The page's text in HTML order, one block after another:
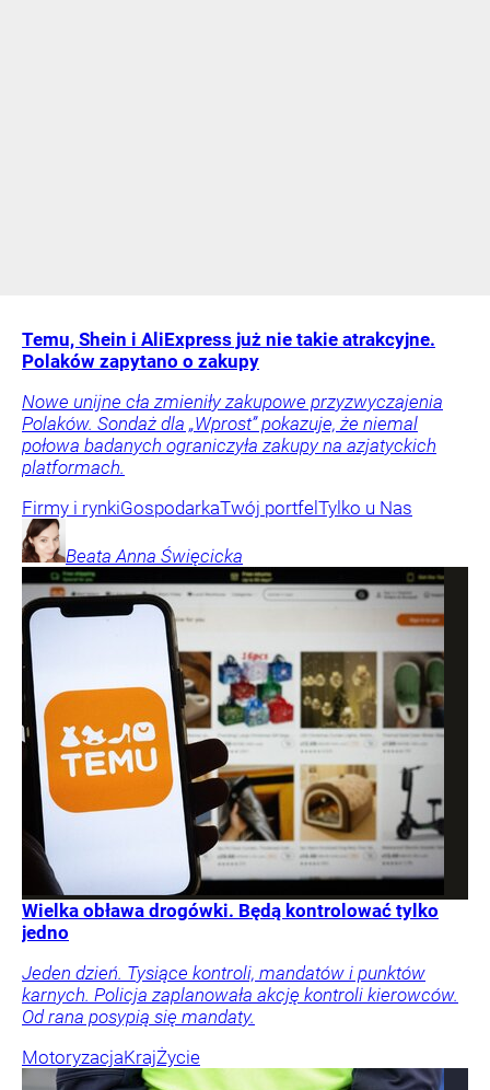
Temu, Shein i AliExpress już nie takie atrakcyjne.
Polaków zapytano o zakupy
Nowe unijne cła zmieniły zakupowe przyzwyczajenia
Polaków. Sondaż dla „Wprost” pokazuje, że niemal
połowa badanych ograniczyła zakupy na azjatyckich
platformach.
Firmy i rynkiGospodarkaTwój portfelTylko u Nas
Beata Anna Święcicka
Wielka obława drogówki. Będą kontrolować tylko
jedno
Jeden dzień. Tysiące kontroli, mandatów i punktów
karnych. Policja zaplanowała akcję kontroli kierowców.
Od rana posypią się mandaty.
MotoryzacjaKrajŻycie